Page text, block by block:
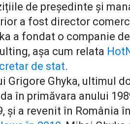
de președinte și
a fost director
a fondat o companie
așa cum relata
de stat.
Grigore Ghyka, ultimul
în primăvara anului
și a revenit în România